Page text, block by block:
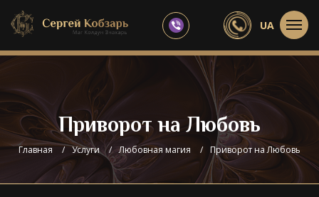
UA
Приворот на Любовь
Главная / Услуги / Любовная магия / Приворот на Любовь